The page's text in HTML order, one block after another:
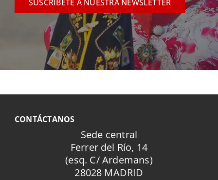
SUSCRÍBETE A NUESTRA NEWSLETTER
CONTÁCTANOS
Sede central
Ferrer del Río, 14
(esq. C/ Ardemans)
28028 MADRID